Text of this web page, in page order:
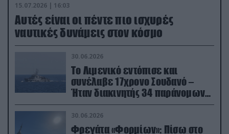
15.07.2026 | 16:03
Aυτές είναι οι πέντε πιο ισχυρές
ναυτικές δυνάμεις στον κόσμο
30.06.2026
Το Λιμενικό εντόπισε και
συνέλαβε 17χρονο Σουδανό –
Ήταν διακινητής 34 παράνομων
μεταναστών
30.06.2026
Φρεγάτα «Φορμίων»: Πίσω στο